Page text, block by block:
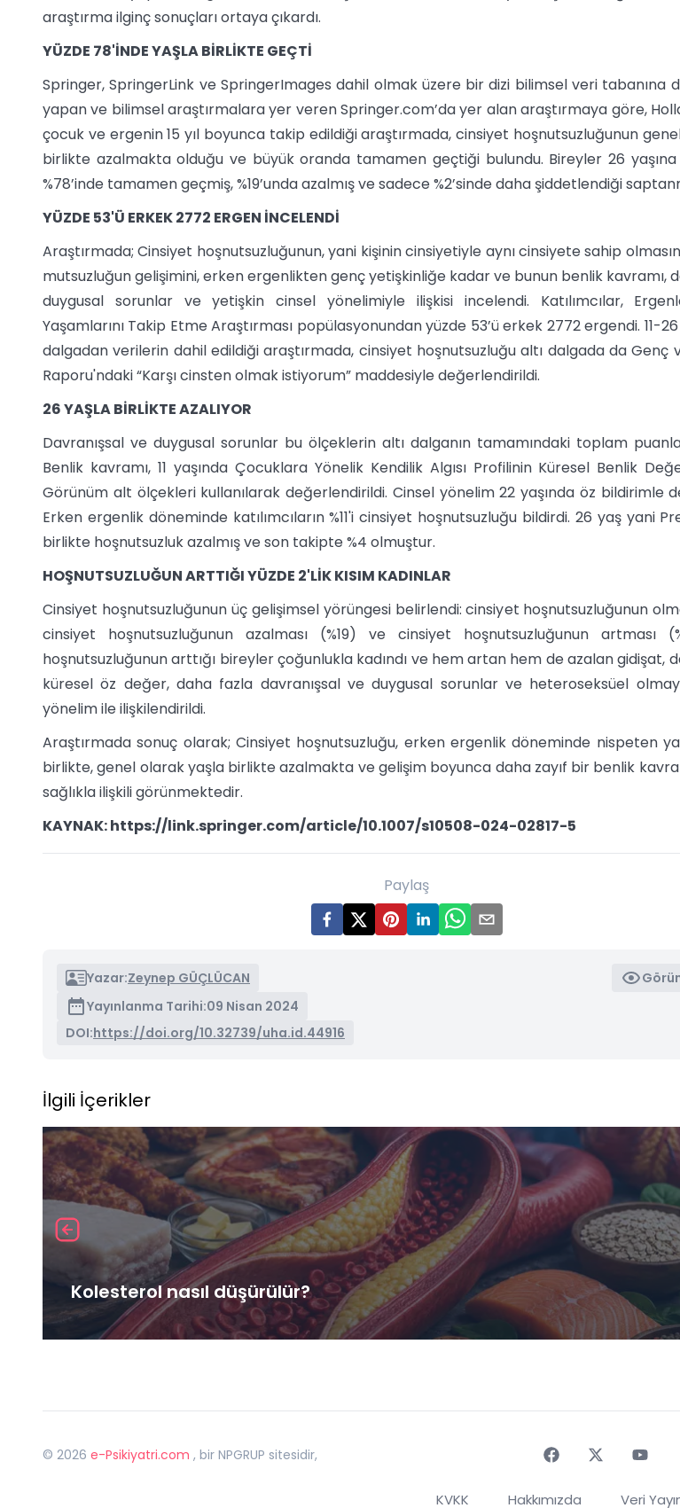
araştırma ilginç sonuçları ortaya çıkardı.
YÜZDE 78'İNDE YAŞLA BİRLİKTE GEÇTİ
Springer, SpringerLink ve SpringerImages dahil olmak üzere bir dizi bilimsel veri tabanına
yapan ve bilimsel araştırmalara yer veren Springer.com’da yer alan araştırmaya göre,
çocuk ve ergenin 15 yıl boyunca takip edildiği araştırmada, cinsiyet hoşnutsuzluğunun
birlikte azalmakta olduğu ve büyük oranda tamamen geçtiği bulundu. Bireyler 26
%78’inde tamamen geçmiş, %19’unda azalmış ve sadece %2’sinde daha şiddetlendiği
YÜZDE 53'Ü ERKEK 2772 ERGEN İNCELENDİ
Araştırmada; Cinsiyet hoşnutsuzluğunun, yani kişinin cinsiyetiyle aynı cinsiyete sahip
mutsuzluğun gelişimini, erken ergenlikten genç yetişkinliğe kadar ve bunun benlik kavramı,
duygusal sorunlar ve yetişkin cinsel yönelimiyle ilişkisi incelendi. Katılımcılar,
Yaşamlarını Takip Etme Araştırması popülasyonundan yüzde 53’ü erkek 2772 ergendi. 11-26
dalgadan verilerin dahil edildiği araştırmada, cinsiyet hoşnutsuzluğu altı dalgada da Genç
Raporu'ndaki “Karşı cinsten olmak istiyorum” maddesiyle değerlendirildi.
26 YAŞLA BİRLİKTE AZALIYOR
Davranışsal ve duygusal sorunlar bu ölçeklerin altı dalganın tamamındaki toplam
Benlik kavramı, 11 yaşında Çocuklara Yönelik Kendilik Algısı Profilinin Küresel Benlik
Görünüm alt ölçekleri kullanılarak değerlendirildi. Cinsel yönelim 22 yaşında öz bildirimle
Erken ergenlik döneminde katılımcıların %11'i cinsiyet hoşnutsuzluğu bildirdi. 26 yaş yani
birlikte hoşnutsuzluk azalmış ve son takipte %4 olmuştur.
HOŞNUTSUZLUĞUN ARTTIĞI YÜZDE 2'LİK KISIM KADINLAR
Cinsiyet hoşnutsuzluğunun üç gelişimsel yörüngesi belirlendi: cinsiyet hoşnutsuzluğunun
cinsiyet hoşnutsuzluğunun azalması (%19) ve cinsiyet hoşnutsuzluğunun artması
hoşnutsuzluğunun arttığı bireyler çoğunlukla kadındı ve hem artan hem de azalan gidişat,
küresel öz değer, daha fazla davranışsal ve duygusal sorunlar ve heteroseksüel
yönelim ile ilişkilendirildi.
Araştırmada sonuç olarak; Cinsiyet hoşnutsuzluğu, erken ergenlik döneminde nispeten
birlikte, genel olarak yaşla birlikte azalmakta ve gelişim boyunca daha zayıf bir benlik
sağlıkla ilişkili görünmektedir.
KAYNAK: https://link.springer.com/article/10.1007/s10508-024-02817-5
Paylaş
Yazar:Zeynep GÜÇLÜCAN
Yayınlanma Tarihi:09 Nisan 2024
DOI:https://doi.org/10.32739/uha.id.44916
İlgili İçerikler
Kolesterol nasıl düşürülür?
© 2026 e-Psikiyatri.com , bir NPGRUP sitesidir,
KVKK Hakkımızda Veri